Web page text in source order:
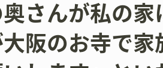
奥さんが私の
阪のお寺で